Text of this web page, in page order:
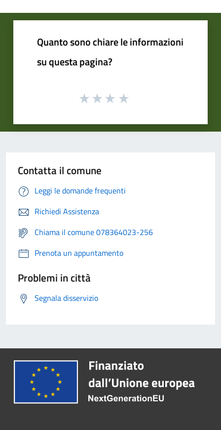
Quanto sono chiare le informazioni
su questa pagina?
Contatta il comune
Leggi le domande frequenti
Richiedi Assistenza
Chiama il comune 078364023-256
Prenota un appuntamento
Problemi in città
Segnala disservizio